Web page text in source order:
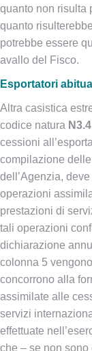
quanto non risulta
quanto
potrebbe essere
avallo del Fisco.
Esportatori
Altra casistica
codice natura N3.4
cessioni
compilazione
dell’Agenzia,
operazioni
prestazioni di
tali operazioni
dichiarazione
colonna 5
concorrono alla
assimilate alle
servizi
effettuate
che – se non sono